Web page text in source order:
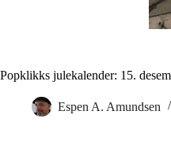
Popklikks julekalender: 15.
Espen A. Amundsen